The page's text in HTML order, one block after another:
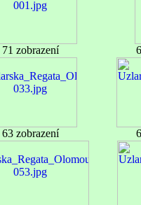
71 zobrazení
63 zobrazení